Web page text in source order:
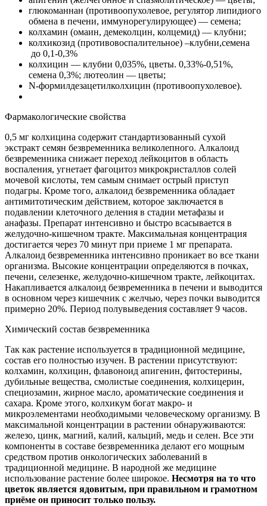
глюкоманнан (противоопухолевое, регулятор липидиого
обмена в печени, иммунорегулирующее) — семена;
колхамин (омаин, демеколцин, колцемид) — клубни;
колхикозид (противовоспалительное) –клубни,семена
до 0,1-0,3%
колхицин — клубни 0,035%, цветы. 0,33%-0,51%,
семена 0,3%; лютеолин — цветы;
N-формилдезацетилколхицин (противоопухолевое).
Фармакологические свойства
0,5 мг колхицина содержит стандартизованный сухой
экстракт семян безвременника великолепного. Алкалоид
безвременника снижает переход лейкоцитов в область
воспаления, угнетает фагоцитоз микрокристаллов солей
мочевой кислоты, тем самым снимает острый приступ
подагры. Кроме того, алкалоид безвременника обладает
антимитотическим действием, которое заключается в
подавлении клеточного деления в стадии метафазы и
анафазы. Препарат интенсивно и быстро всасывается в
желудочно-кишечном тракте. Максимальная концентрация
достигается через 70 минут при приеме 1 мг препарата.
Алкалоид безвременника интенсивно проникает во все ткани
организма. Высокие концентрации определяются в почках,
печени, селезенке, желудочно-кишечном тракте, лейкоцитах.
Накапливается алкалоид безвременника в печени и выводится
в основном через кишечник с желчью, через почки выводится
примерно 20%. Период полувыведения составляет 9 часов.
Химический состав безвременника
Так как растение используется в традиционной медицине,
состав его полностью изучен. В растении присутствуют:
колхамин, колхицин, флавоноид апигенин, фитостерины,
дубильные вещества, смолистые соединения, колхицерин,
специозамин, жирное масло, ароматические соединения и
сахара. Кроме этого, колхикум богат макро- и
микроэлементами необходимыми человеческому организму. В
максимальной концентрации в растении обнаруживаются:
железо, цинк, магний, калий, кальций, медь и селен. Все эти
компоненты в составе безвременника делают его мощным
средством против онкологических заболеваний в
традиционной медицине. В народной же медицине
использование растение более широкое. Несмотря на то что
цветок является ядовитым, при правильном и грамотном
приёме он приносит только пользу.